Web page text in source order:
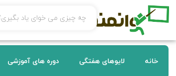
خانه لایوهای هفتگی دوره های آموزشی